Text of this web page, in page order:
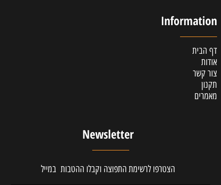
Information
דף הבית
אודות
צור קשר
תקנון
מאמרים
Newsletter
הצטרפו לרשימת התפוצה וקבלו ההטבות במייל